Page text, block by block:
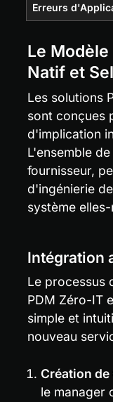
Erreurs
Le
Natif et
Les solutions
sont conçues
d'implication
L'ensemble
fournisseur,
d'ingénierie
système
Intégration
Le processus
PDM Zéro-IT
simple et
nouveau
Création de
le manager